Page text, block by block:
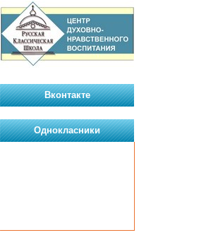
Вконтакте
Однокласники